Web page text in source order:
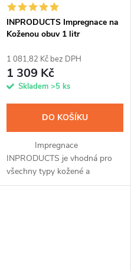
INPRODUCTS Impregnace na
Koženou obuv 1 litr
1 081,82 Kč bez DPH
1 309 Kč
Skladem >5 ks
DO KOŠÍKU
Impregnace
INPRODUCTS je vhodná pro
všechny typy kožené a
koženkové obuvi a přináší v